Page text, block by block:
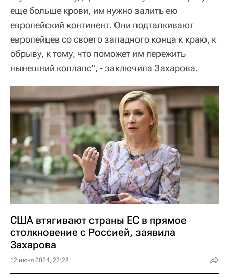
еще больше крови, им нужно залить ею
европейский континент. Они подталкивают
европейцев со своего западного конца к краю, к
обрыву, к тому, что поможет им пережить
нынешний коллапс", - заключила Захарова.
США втягивают страны ЕС в прямое
столкновение с Россией, заявила
Захарова
12 июня 2024, 22:28